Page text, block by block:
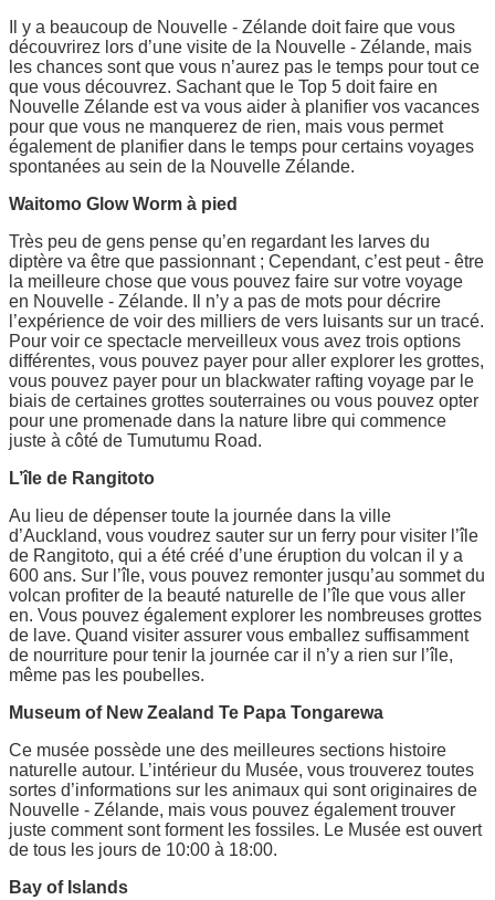
Il y a beaucoup de Nouvelle - Zélande doit faire que vous
découvrirez lors d’une visite de la Nouvelle - Zélande, mais
les chances sont que vous n’aurez pas le temps pour tout ce
que vous découvrez. Sachant que le Top 5 doit faire en
Nouvelle Zélande est va vous aider à planifier vos vacances
pour que vous ne manquerez de rien, mais vous permet
également de planifier dans le temps pour certains voyages
spontanées au sein de la Nouvelle Zélande.
Waitomo Glow Worm à pied
Très peu de gens pense qu’en regardant les larves du
diptère va être que passionnant ; Cependant, c’est peut - être
la meilleure chose que vous pouvez faire sur votre voyage
en Nouvelle - Zélande. Il n’y a pas de mots pour décrire
l’expérience de voir des milliers de vers luisants sur un tracé.
Pour voir ce spectacle merveilleux vous avez trois options
différentes, vous pouvez payer pour aller explorer les grottes,
vous pouvez payer pour un blackwater rafting voyage par le
biais de certaines grottes souterraines ou vous pouvez opter
pour une promenade dans la nature libre qui commence
juste à côté de Tumutumu Road.
L’île de Rangitoto
Au lieu de dépenser toute la journée dans la ville
d’Auckland, vous voudrez sauter sur un ferry pour visiter l’île
de Rangitoto, qui a été créé d’une éruption du volcan il y a
600 ans. Sur l’île, vous pouvez remonter jusqu’au sommet du
volcan profiter de la beauté naturelle de l’île que vous aller
en. Vous pouvez également explorer les nombreuses grottes
de lave. Quand visiter assurer vous emballez suffisamment
de nourriture pour tenir la journée car il n’y a rien sur l’île,
même pas les poubelles.
Museum of New Zealand Te Papa Tongarewa
Ce musée possède une des meilleures sections histoire
naturelle autour. L’intérieur du Musée, vous trouverez toutes
sortes d’informations sur les animaux qui sont originaires de
Nouvelle - Zélande, mais vous pouvez également trouver
juste comment sont forment les fossiles. Le Musée est ouvert
de tous les jours de 10:00 à 18:00.
Bay of Islands